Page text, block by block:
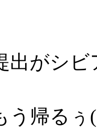
出がシ
帰るぅ